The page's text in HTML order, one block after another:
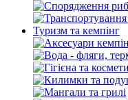
Туризм та кемпінг